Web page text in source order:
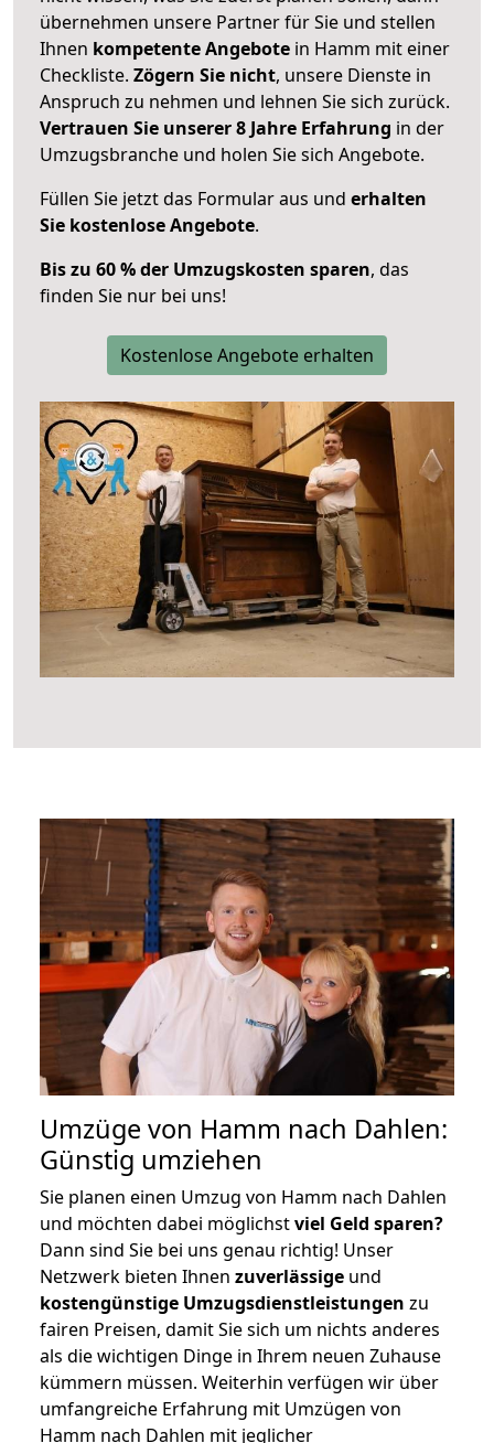
übernehmen unsere Partner für Sie und stellen
Ihnen kompetente Angebote in Hamm mit einer
Checkliste. Zögern Sie nicht, unsere Dienste in
Anspruch zu nehmen und lehnen Sie sich zurück.
Vertrauen Sie unserer 8 Jahre Erfahrung in der
Umzugsbranche und holen Sie sich Angebote.
Füllen Sie jetzt das Formular aus und erhalten
Sie kostenlose Angebote.
Bis zu 60 % der Umzugskosten sparen, das
finden Sie nur bei uns!
Kostenlose Angebote erhalten
Umzüge von Hamm nach Dahlen:
Günstig umziehen
Sie planen einen Umzug von Hamm nach Dahlen
und möchten dabei möglichstviel Geld sparen?
Dann sind Sie bei uns genau richtig! Unser
Netzwerk bieten Ihnen zuverlässige und
kostengünstige Umzugsdienstleistungen zu
fairen Preisen, damit Sie sich um nichts anderes
als die wichtigen Dinge in Ihrem neuen Zuhause
kümmern müssen. Weiterhin verfügen wir über
umfangreiche Erfahrung mit Umzügen von
Hamm nach Dahlen mit jeglicher